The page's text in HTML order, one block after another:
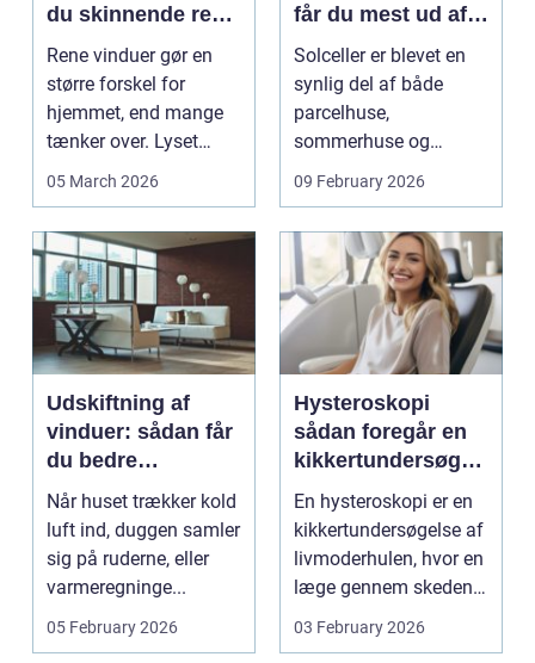
du skinnende rene
ruder året rundt
Rene vinduer gør en
større forskel for
hjemmet, end mange
tænker over. Lyset
falder anderledes ind,
05 March 2026
får du mest ud af
solen
Solceller er blevet en
synlig del af både
parcelhuse,
sommerhuse og
mindre erhverv i
Odsherred. Mang...
09 February 2026
Udskiftning af
vinduer: sådan får
du bedre
indeklima og
lavere
varmeregning
Når huset trækker kold
luft ind, duggen samler
sig på ruderne, eller
varmeregninge...
05 February 2026
Hysteroskopi
sådan foregår en
kikkertundersøgel
se af livmoderen
En hysteroskopi er en
kikkertundersøgelse af
livmoderhulen, hvor en
læge gennem skeden
og livmoderha...
03 February 2026